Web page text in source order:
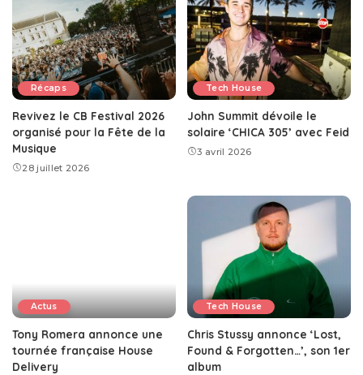
Récaps
Revivez le CB Festival 2026
organisé pour la Fête de la
Musique
28 juillet 2026
Tech House
John Summit dévoile le
solaire ‘CHICA 305’ avec Feid
3 avril 2026
Actus
Tony Romera annonce une
tournée française House
Delivery
Tech House
Chris Stussy annonce ‘Lost,
Found & Forgotten…’, son 1er
album